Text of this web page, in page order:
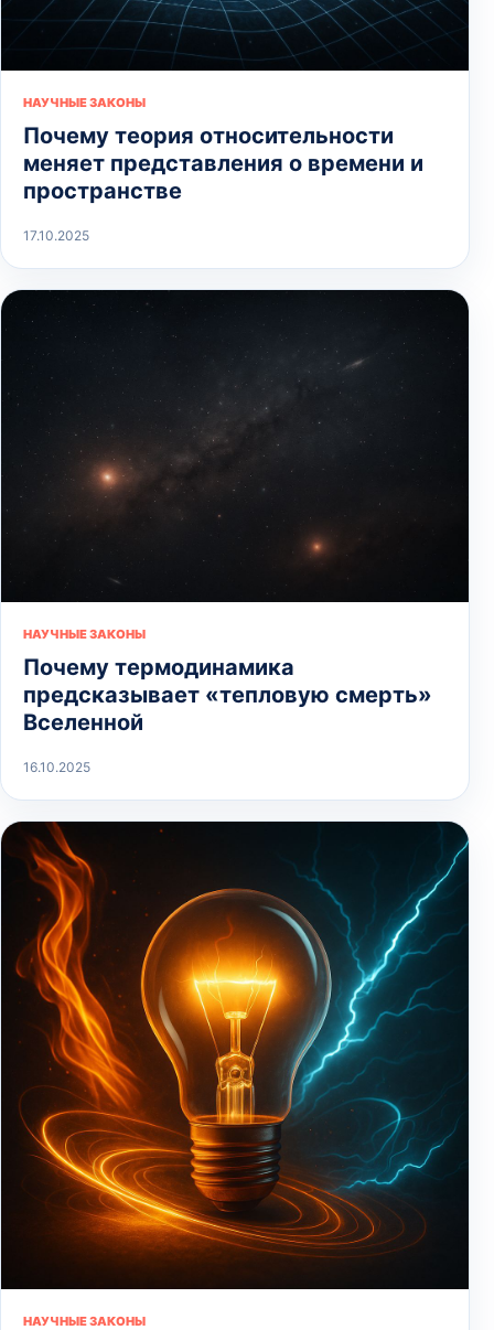
НАУЧНЫЕ ЗАКОНЫ
Почему теория относительности
меняет представления о времени и
пространстве
17.10.2025
НАУЧНЫЕ ЗАКОНЫ
Почему термодинамика
предсказывает «тепловую смерть»
Вселенной
16.10.2025
НАУЧНЫЕ ЗАКОНЫ